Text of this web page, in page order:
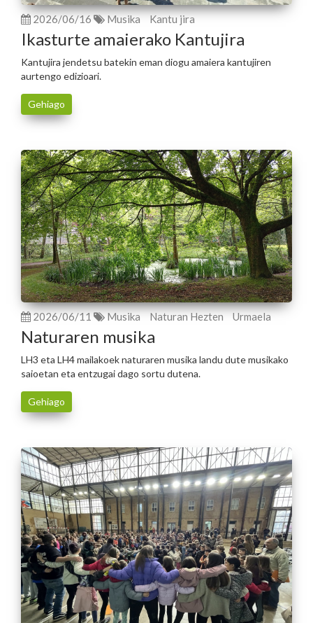
2026/06/16 Musika Kantu jira
Ikasturte amaierako Kantujira
Kantujira jendetsu batekin eman diogu amaiera kantujiren
aurtengo edizioari.
Gehiago
2026/06/11 Musika Naturan Hezten Urmaela
Naturaren musika
LH3 eta LH4 mailakoek naturaren musika landu dute musikako
saioetan eta entzugai dago sortu dutena.
Gehiago